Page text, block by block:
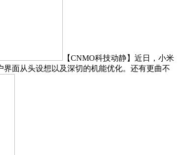
【CNMO科技动静】近日，小米
面从头设想以及深切的机能优化。还有更曲不